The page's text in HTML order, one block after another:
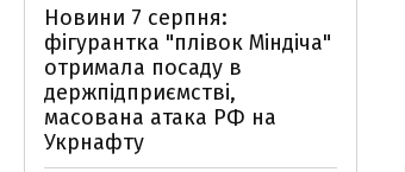
Новини 7 серпня:
фігурантка "плівок Міндіча"
отримала посаду в
держпідприємстві,
масована атака РФ на
Укрнафту